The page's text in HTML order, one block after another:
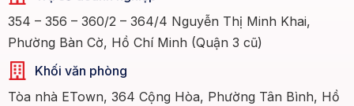
354 – 356 – 360/2 – 364/4 Nguyễn Thị Minh Khai,
Phường Bàn Cờ, Hồ Chí Minh (Quận 3 cũ)
Khối văn phòng
Tòa nhà ETown, 364 Cộng Hòa, Phường Tân Bình, Hồ